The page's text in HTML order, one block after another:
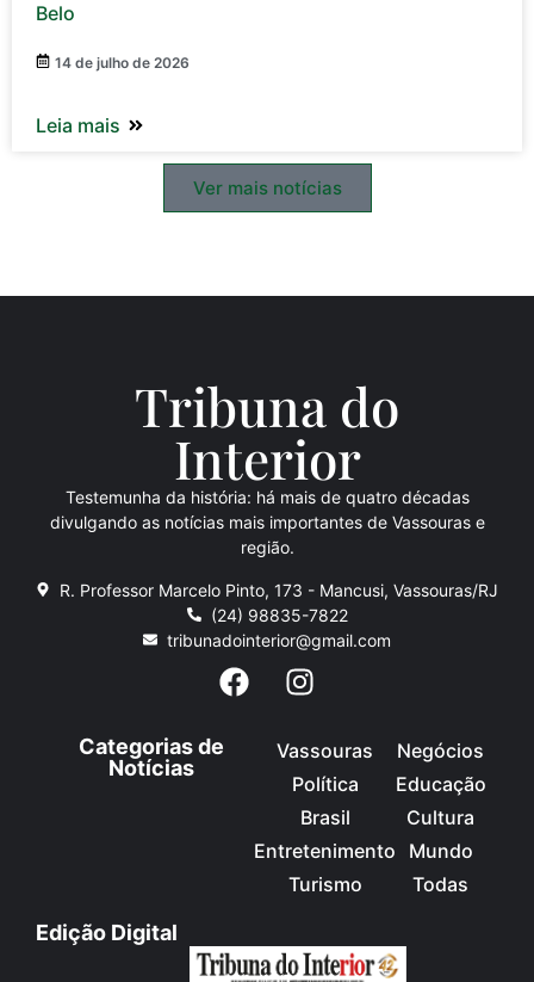
Belo
14 de julho de 2026
Leia mais
Ver mais notícias
Tribuna do
Interior
Testemunha da história: há mais de quatro décadas
divulgando as notícias mais importantes de Vassouras e
região.
R. Professor Marcelo Pinto, 173 - Mancusi, Vassouras/RJ
(24) 98835-7822
tribunadointerior@gmail.com
Categorias de
Notícias
Vassouras
Política
Brasil
Entretenimento
Turismo
Negócios
Educação
Cultura
Mundo
Todas
Edição Digital